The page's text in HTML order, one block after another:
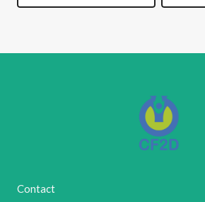
€ 50,00.€ 35,00.
Contact